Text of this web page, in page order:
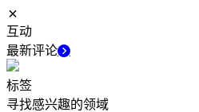
互动
最新评论
标签
寻找感兴趣的领域